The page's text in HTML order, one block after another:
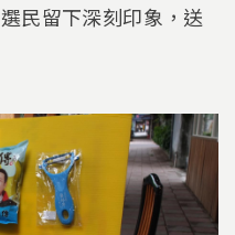
民留下深刻印象，送